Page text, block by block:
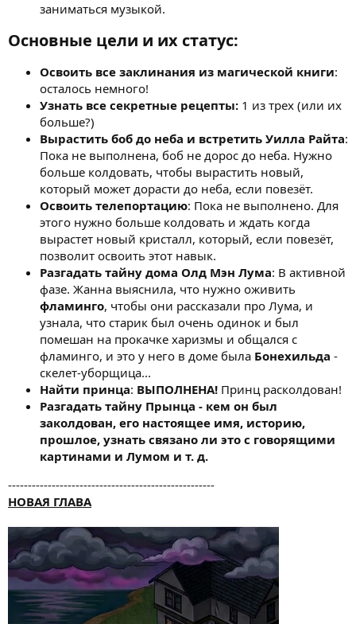
заниматься музыкой.
Основные цели и их статус:​
Освоить все заклинания из магической книги:
осталось немного!
Узнать все секретные рецепты: 1 из трех (или их
больше?)
Вырастить боб до неба и встретить Уилла Райта:
Пока не выполнена, боб не дорос до неба. Нужно
больше колдовать, чтобы вырастить новый,
который может дорасти до неба, если повезёт.
Освоить телепортацию: Пока не выполнено. Для
этого нужно больше колдовать и ждать когда
вырастет новый кристалл, который, если повезёт,
позволит освоить этот навык.
Разгадать тайну дома Олд Мэн Лума: В активной
фазе. Жанна выяснила, что нужно оживить
фламинго, чтобы они рассказали про Лума, и
узнала, что старик был очень одинок и был
помешан на прокачке харизмы и общался с
фламинго, и это у него в доме была Бонехильда -
скелет-уборщица...
Найти принца: ВЫПОЛНЕНА! Принц расколдован!
Разгадать тайну Прынца - кем он был
заколдован, его настоящее имя, историю,
прошлое, узнать связано ли это с говорящими
картинами и Лумом и т. д.
----------------------------------------------------
НОВАЯ ГЛАВА